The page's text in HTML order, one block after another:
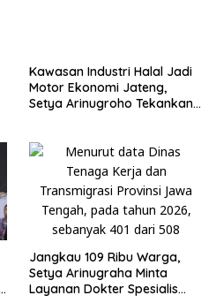
Kawasan Industri Halal Jadi
Motor Ekonomi Jateng,
Setya Arinugroho Tekankan
Jangkau 109 Ribu Warga,
Setya Arinugraha Minta
Layanan Dokter Spesialis